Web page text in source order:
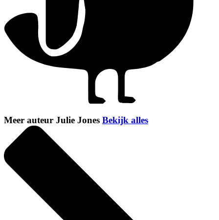
Meer auteur Julie Jones Bekijk alles